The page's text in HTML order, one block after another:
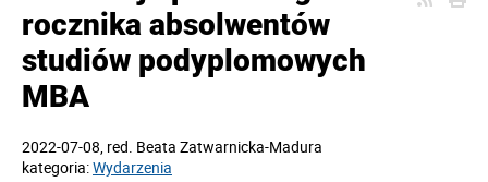
rocznika absolwentów
studiów podyplomowych
MBA
2022-07-08, red. Beata Zatwarnicka-Madura
kategoria:Wydarzenia